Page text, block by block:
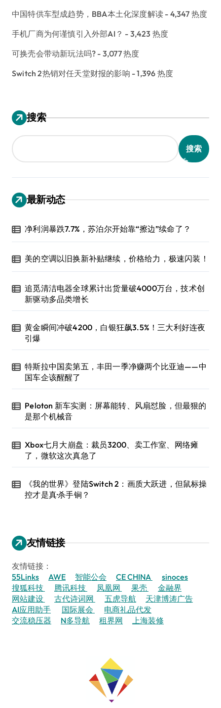
中国特供车型成趋势，BBA本土化深度解读 - 4,347 热度
手机厂商为何谨慎引入外部AI？ - 3,423 热度
可换壳会带动新玩法吗? - 3,077 热度
Switch 2热销对任天堂财报的影响 - 1,396 热度
搜索
搜索
最新动态
净利润暴跌7.7%，苏泊尔开始靠“擦边”续命了？
美的空调以旧换新补贴继续，价格给力，极速闪装！
追觅清洁电器全球累计出货量破4000万台，技术创
新驱动多品类增长
黄金瞬间冲破4200，白银狂飙3.5%！三大利好连夜
引爆
特斯拉中国卖第五，丰田一季净赚两个比亚迪——中
国车企该醒醒了
Peloton 新车实测：屏幕能转、风扇怼脸，但最狠的
是那个机械音
Xbox七月大崩盘：裁员3200、卖工作室、网络瘫
了，微软这次真急了
《我的世界》登陆Switch 2：画质大跃进，但鼠标操
控才是真·杀手锏？
友情链接
友情链接：
55Links
AWE 智能公会 CE CHINA
sinoces
搜狐科技
腾讯科技 凤凰网 果壳
金融界
网站建设
古代诗词网 五虎导航
天津博涛广告
AI应用助手
国际展会
电商礼品代发
交流稳压器
N多导航 租界网 上海装修